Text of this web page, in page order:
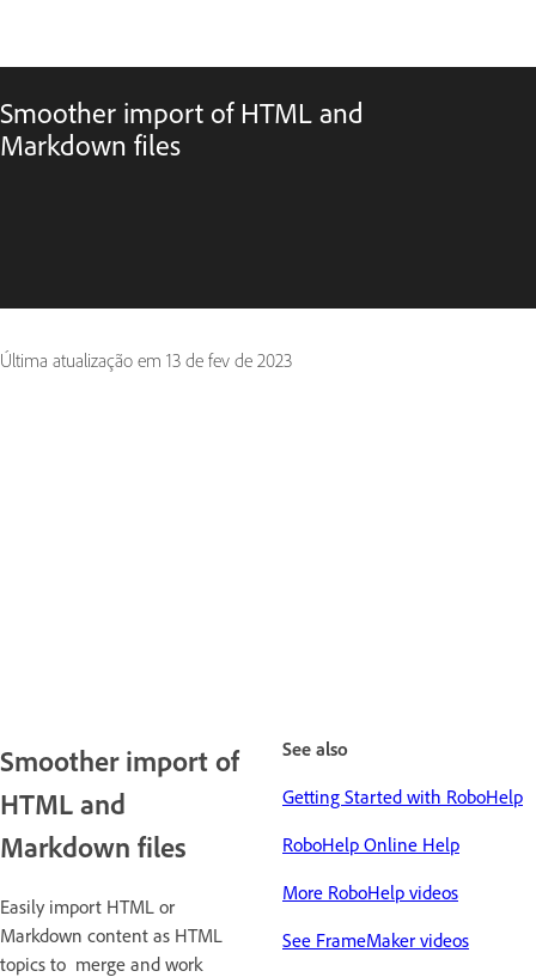
Smoother import of HTML and
Markdown files
Última atualização em 13 de fev de 2023
Smoother import of
HTML and
Markdown files
Easily import HTML or
Markdown content as HTML
topics to merge and work
See also
Getting Started with RoboHelp
RoboHelp Online Help
More RoboHelp videos
See FrameMaker videos